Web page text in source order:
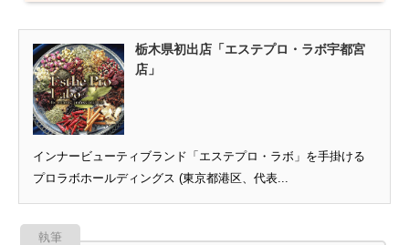
栃木県初出店「エステプロ・ラボ宇都宮
店」
インナービューティブランド「エステプロ・ラボ」を手掛ける
プロラボホールディングス (東京都港区、代表...
執筆